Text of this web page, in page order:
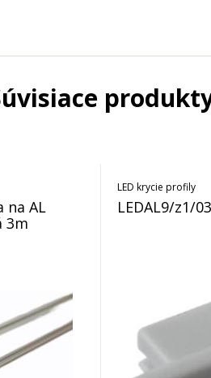
na AL
3m
LED krycie profily
LEDAL9/z1/